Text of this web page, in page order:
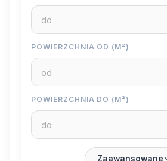
POWIERZCHNIA OD (M²)
POWIERZCHNIA DO (M²)
Zaawansowane